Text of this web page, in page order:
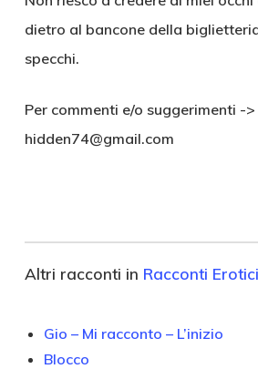
dietro al bancone della
specchi.
Per commenti e/o suggerimenti ->
hidden74@gmail.com
Altri racconti in Racconti
Gio – Mi racconto – L’inizio
Blocco